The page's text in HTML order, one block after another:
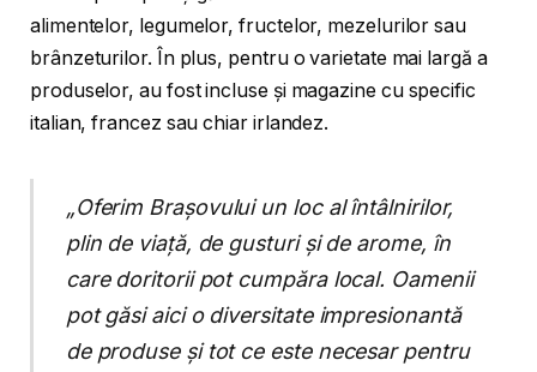
alimentelor, legumelor, fructelor, mezelurilor sau
brânzeturilor. În plus, pentru o varietate mai largă a
produselor, au fost incluse și magazine cu specific
italian, francez sau chiar irlandez.
„Oferim Brașovului un loc al întâlnirilor,
plin de viață, de gusturi și de arome, în
care doritorii pot cumpăra local. Oamenii
pot găsi aici o diversitate impresionantă
de produse și tot ce este necesar pentru